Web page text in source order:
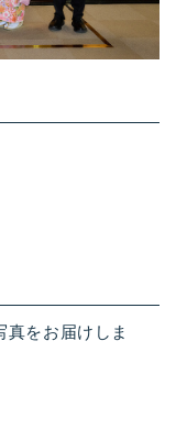
真をお届けしま